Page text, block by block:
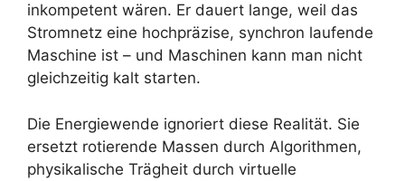
inkompetent wären. Er dauert lange, weil das
Stromnetz eine hochpräzise, synchron laufende
Maschine ist – und Maschinen kann man nicht
gleichzeitig kalt starten.
Die Energiewende ignoriert diese Realität. Sie
ersetzt rotierende Massen durch Algorithmen,
physikalische Trägheit durch virtuelle